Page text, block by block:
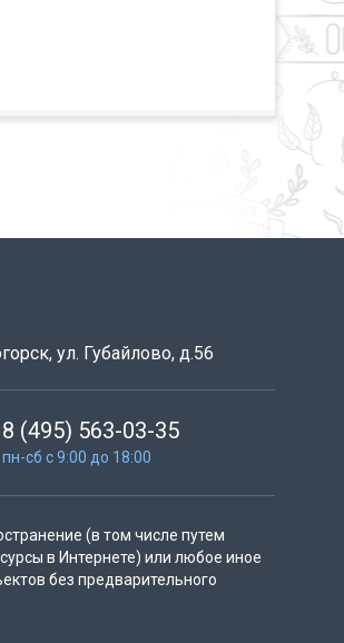
ул. Губайлово, д.56
8 (495) 563-03-35
пн-сб с 9:00 до 18:00
(в том числе путем
в Интернете) или любое иное
без предварительного